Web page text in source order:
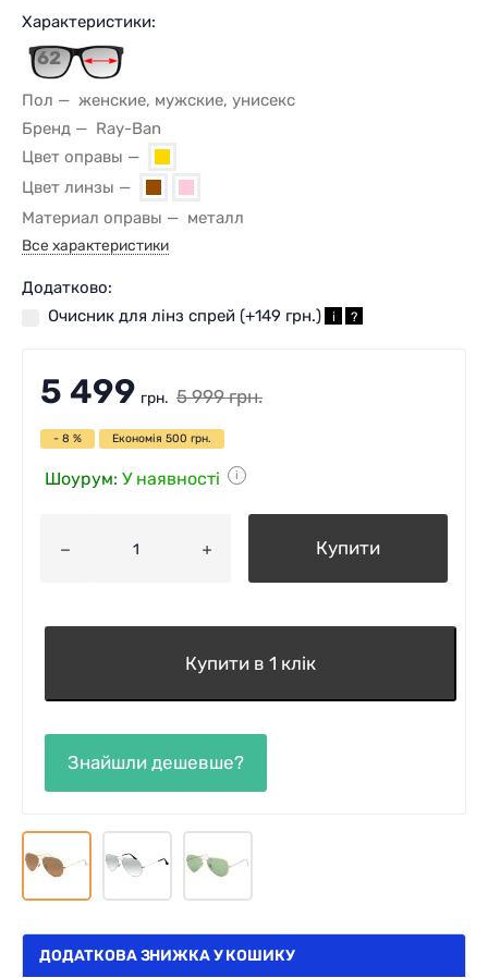
Характеристики:
62
Пол
женские, мужские, унисекс
Бренд
Ray-Ban
Цвет оправы
Цвет линзы
Материал оправы
металл
Все характеристики
Додатково:
Очисник для лінз спрей (+149 грн.) i ?
5 499 грн. 5 999 грн.
- 8 % Економія 500 грн.
Шоурум: У наявності i
Купити
Купити в 1 клік
ДОДАТКОВА ЗНИЖКА У КОШИКУ